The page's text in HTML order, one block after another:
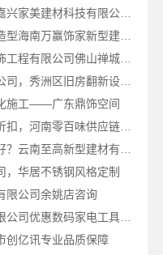
海宁二手房装潢施工，嘉兴家美建材科技有限公司全案服务
旧房焕新家庭装修吊顶造型海南万赢饰家新型建筑材料有限公
佛山市雅居美家建筑装饰工程有限公司佛山禅城品质家装施工
嘉兴锦居装饰材料有限公司，秀洲区旧房翻新设计优选
施工——广东鼎饰空间
零百味全程护航零食硬折扣，河南零百味供应链有限公司
，华居不锈钢风格定制
限公司余姚店咨询
湖北省惠物电子商务有限公司优惠数码家电工具价格对比
创亿讯专业品质保障